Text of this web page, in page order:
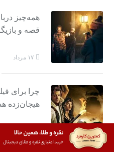
همه‌چیز
قصه و
۱۷ مرداد
هیجان‌زده
۱۷ مرداد